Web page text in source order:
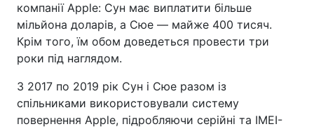
компанії Apple: Сун має виплатити більше
мільйона доларів, а Сюе — майже 400 тисяч.
Крім того, їм обом доведеться провести три
роки під наглядом.
З 2017 по 2019 рік Сун і Сюе разом із
спільниками використовували систему
повернення Apple, підробляючи серійні та IMEI-